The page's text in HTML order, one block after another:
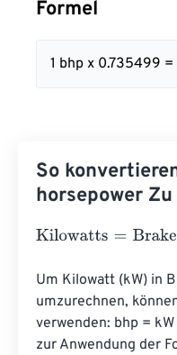
Formel
1 bhp x 0.735499 =
So
horsepower
Kilowatts=Brake
Um Kilowatt (kW) in
umzurechnen,
verwenden: bhp =
zur Anwendung der